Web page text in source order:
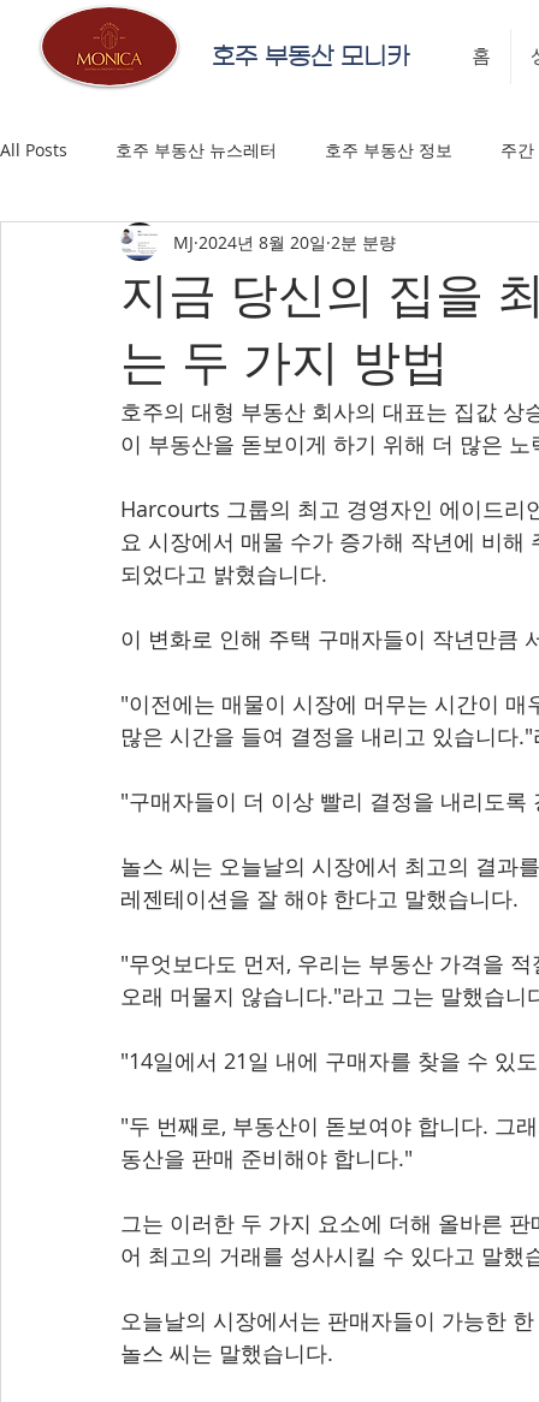
호주 부동산 모니카 홈
All Posts 호주 부동산 뉴스레터 호주 부동산 정보 주
지금 당신의 집을
는 두 가지 방법
MJ 2024년 8월 20일 2분 분량
호주의 대형 부동산 회사의 대표는 집값
이 부동산을 돋보이게 하기 위해 더 많은
Harcourts 그룹의 최고 경영자인 에이드
요 시장에서 매물 수가 증가해 작년에 비
되었다고 밝혔습니다.
이 변화로 인해 주택 구매자들이 작년만큼
"이전에는 매물이 시장에 머무는 시간이
많은 시간을 들여 결정을 내리고 있습니다
"구매자들이 더 이상 빨리 결정을 내리도록
놀스 씨는 오늘날의 시장에서 최고의 결과
레젠테이션을 잘 해야 한다고 말했습니다.
"무엇보다도 먼저, 우리는 부동산 가격을
오래 머물지 않습니다."라고 그는 말했습니
"14일에서 21일 내에 구매자를 찾을 수 있
"두 번째로, 부동산이 돋보여야 합니다. 그
동산을 판매 준비해야 합니다."
그는 이러한 두 가지 요소에 더해 올바른
어 최고의 거래를 성사시킬 수 있다고 말했
오늘날의 시장에서는 판매자들이 가능한
놀스 씨는 말했습니다.